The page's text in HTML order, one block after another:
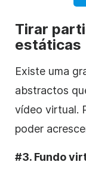
Tirar
estáticas
Existe uma
abstractos
vídeo virtual.
poder
#3. Fundo